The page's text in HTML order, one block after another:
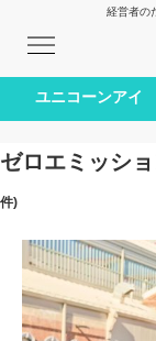
経営者の
ゼロエミッシ
件)
ユニコーンアイ